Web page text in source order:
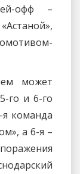
офф –
может
го и 6-го
команда
а 6-я –